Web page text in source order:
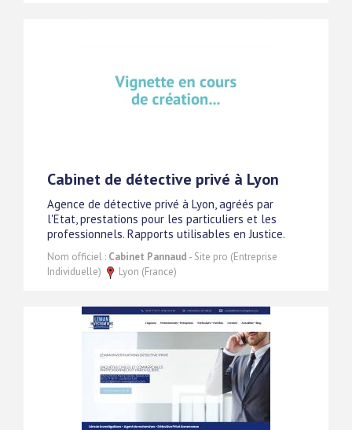
Cabinet de détective privé à Lyon
Agence de détective privé à Lyon, agréés par
l'Etat, prestations pour les particuliers et les
professionnels. Rapports utilisables en Justice.
Nom officiel : Cabinet Pannaud - Site pro (Entreprise
Individuelle)
Lyon (France)